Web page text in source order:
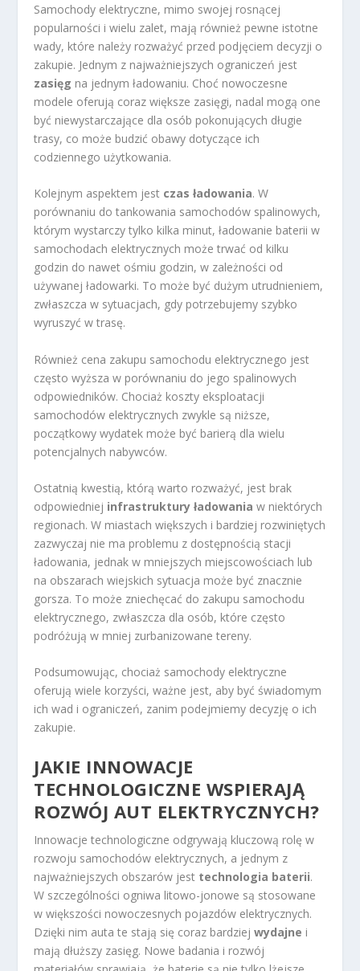
Samochody elektryczne, mimo swojej rosnącej
popularności i wielu zalet, mają również pewne istotne
wady, które należy rozważyć przed podjęciem decyzji o
zakupie. Jednym z najważniejszych ograniczeń jest
zasięg na jednym ładowaniu. Choć nowoczesne
modele oferują coraz większe zasięgi, nadal mogą one
być niewystarczające dla osób pokonujących długie
trasy, co może budzić obawy dotyczące ich
codziennego użytkowania.
Kolejnym aspektem jest czas ładowania. W
porównaniu do tankowania samochodów spalinowych,
którym wystarczy tylko kilka minut, ładowanie baterii w
samochodach elektrycznych może trwać od kilku
godzin do nawet ośmiu godzin, w zależności od
używanej ładowarki. To może być dużym utrudnieniem,
zwłaszcza w sytuacjach, gdy potrzebujemy szybko
wyruszyć w trasę.
Również cena zakupu samochodu elektrycznego jest
często wyższa w porównaniu do jego spalinowych
odpowiedników. Chociaż koszty eksploatacji
samochodów elektrycznych zwykle są niższe,
początkowy wydatek może być barierą dla wielu
potencjalnych nabywców.
Ostatnią kwestią, którą warto rozważyć, jest brak
odpowiedniej infrastruktury ładowania w niektórych
regionach. W miastach większych i bardziej rozwiniętych
zazwyczaj nie ma problemu z dostępnością stacji
ładowania, jednak w mniejszych miejscowościach lub
na obszarach wiejskich sytuacja może być znacznie
gorsza. To może zniechęcać do zakupu samochodu
elektrycznego, zwłaszcza dla osób, które często
podróżują w mniej zurbanizowane tereny.
Podsumowując, chociaż samochody elektryczne
oferują wiele korzyści, ważne jest, aby być świadomym
ich wad i ograniczeń, zanim podejmiemy decyzję o ich
zakupie.
JAKIE INNOWACJE
TECHNOLOGICZNE WSPIERAJĄ
ROZWÓJ AUT ELEKTRYCZNYCH?
Innowacje technologiczne odgrywają kluczową rolę w
rozwoju samochodów elektrycznych, a jednym z
najważniejszych obszarów jest technologia baterii.
W szczególności ogniwa litowo-jonowe są stosowane
w większości nowoczesnych pojazdów elektrycznych.
Dzięki nim auta te stają się coraz bardziejwydajne i
mają dłuższy zasięg. Nowe badania i rozwój